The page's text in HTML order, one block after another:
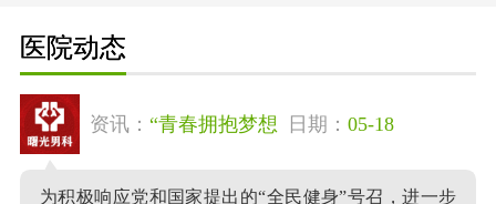
医院动态
资讯： “青春拥抱梦想 日期： 05-18
为积极响应党和国家提出的“全民健身”号召，进一步